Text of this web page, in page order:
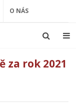
O NÁS
za rok 2021